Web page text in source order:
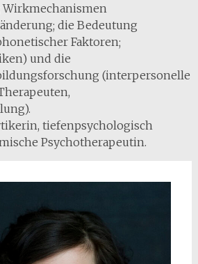
die Bedeutung
Faktoren;
und die
(interpersonelle
tiefenpsychologisch
Psychotherapeutin.